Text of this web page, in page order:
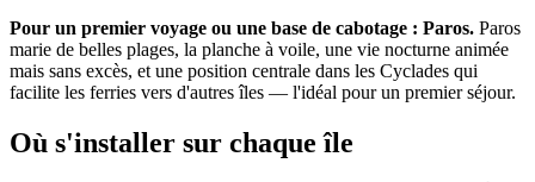
Pour un premier voyage ou une base de cabotage : Paros. Paros
marie de belles plages, la planche à voile, une vie nocturne animée
mais sans excès, et une position centrale dans les Cyclades qui
facilite les ferries vers d'autres îles — l'idéal pour un premier séjour.
Où s'installer sur chaque île